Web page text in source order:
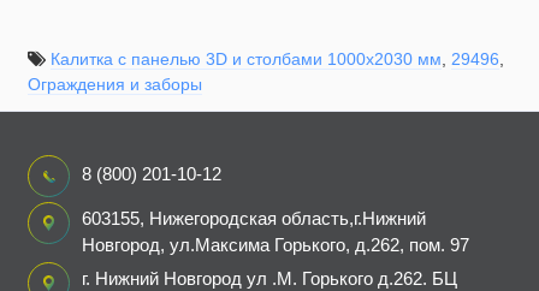
Калитка с панелью 3D и столбами 1000х2030 мм, 29496,
Ограждения и заборы
8 (800) 201-10-12
603155, Нижегородская область,г.Нижний
Новгород, ул.Максима Горького, д.262, пом. 97
г. Нижний Новгород ул .М. Горького д.262. БЦ